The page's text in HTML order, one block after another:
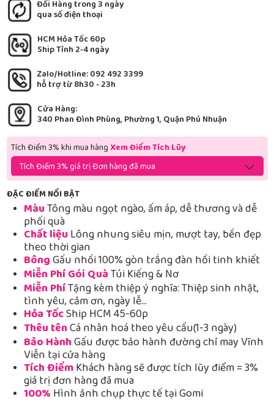
Đổi Hàng trong 3 ngày
qua số điện thoại
HCM Hỏa Tốc 60p
Ship Tỉnh 2-4 ngày
Zalo/Hotline: 092 492 3399
hỗ trợ từ 8h30 - 23h
Cửa Hàng:
340 Phan Đình Phùng, Phường 1, Quận Phú Nhuận
Tích Điểm 3% khi mua hàng Xem Điểm Tích Lũy
Tích Điểm 3% giá trị Đơn hàng đã mua
ĐẶC ĐIỂM NỔI BẬT
MàuTông màu ngọt ngào, ấm áp, dễ thương và dễ
phối quà
Chất liệu Lông nhung siêu mịn, mượt tay, bền đẹp
theo thời gian
BôngGấu nhồi 100% gòn trắng đàn hồi tinh khiết
Miễn Phí Gói QuàTúi Kiếng & Nơ
Miễn PhíTặng kèm thiệp ý nghĩa: Thiệp sinh nhật,
tình yêu, cảm ơn, ngày lễ…
Hỏa TốcShip HCM 45-60p
Thêu tênCá nhân hoá theo yêu cầu(1-3 ngày)
Bảo HànhGấu được bảo hành đường chỉ may Vĩnh
Viễn tại cửa hàng
Tích ĐiểmKhách hàng sẽ được tích lũy điểm = 3%
giá trị đơn hàng đã mua
100% Hình ảnh chụp thực tế tại Gomi